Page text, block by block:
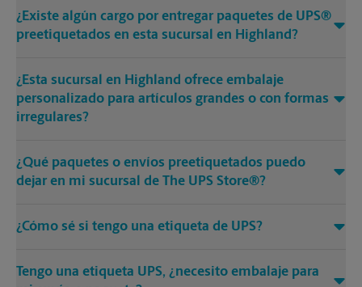
¿Existe algún cargo por entregar paquetes de UPS®
preetiquetados en esta sucursal en Highland?
¿Esta sucursal en Highland ofrece embalaje
personalizado para artículos grandes o con formas
irregulares?
¿Qué paquetes o envíos preetiquetados puedo
dejar en mi sucursal de The UPS Store®?
¿Cómo sé si tengo una etiqueta de UPS?
Tengo una etiqueta UPS, ¿necesito embalaje para